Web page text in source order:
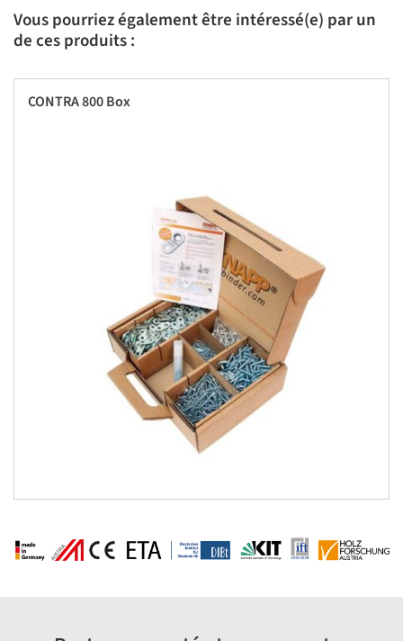
Vous pourriez également être intéressé(e) par un
de ces produits :
CONTRA 800 Box